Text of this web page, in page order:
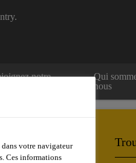
notre
Qui
nous
votre navigateur
Ces informations